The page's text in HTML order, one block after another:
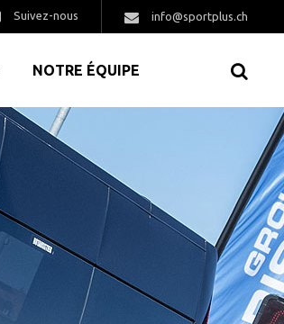
Suivez-nous info@sportplus.ch
NOTRE ÉQUIPE